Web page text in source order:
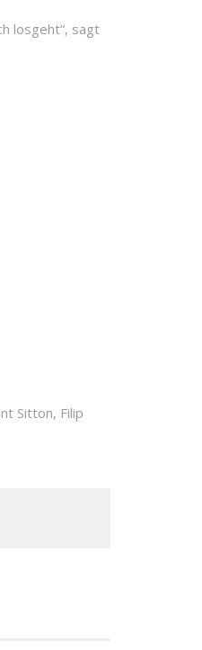
losgeht“, sagt
Sitton, Filip